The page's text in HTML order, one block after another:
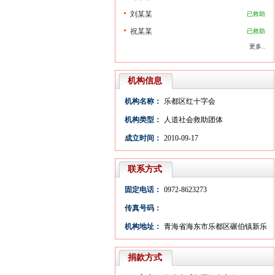
已救助
刘某某
已救助
祝某某
更多..
机构信息
机构名称： 乐都区红十字会
机构类型： 人道社会救助团体
成立时间： 2010-09-17
联系方式
固定电话： 0972-8623273
传真号码：
机构地址： 青海省海东市乐都区碾伯镇新乐
大街3号
捐款方式